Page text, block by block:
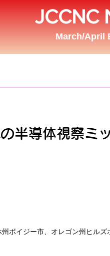
JCCNC
March/April
半導体視察ミ
ボイジー市、オレゴン州ヒル